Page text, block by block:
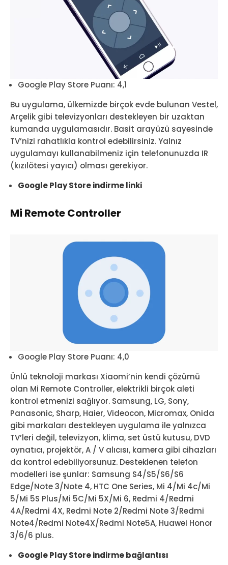
Google Play Store Puanı: 4,1
Bu uygulama, ülkemizde birçok evde bulunan Vestel,
Arçelik gibi televizyonları destekleyen bir uzaktan
kumanda uygulamasıdır. Basit arayüzü sayesinde
TV’nizi rahatlıkla kontrol edebilirsiniz. Yalnız
uygulamayı kullanabilmeniz için telefonunuzda IR
(kızılötesi yayıcı) olması gerekiyor.
Google Play Store indirme linki
Mi Remote Controller
Google Play Store Puanı: 4,0
Ünlü teknoloji markası Xiaomi’nin kendi çözümü
olan Mi Remote Controller, elektrikli birçok aleti
kontrol etmenizi sağlıyor. Samsung, LG, Sony,
Panasonic, Sharp, Haier, Videocon, Micromax, Onida
gibi markaları destekleyen uygulama ile yalnızca
TV’leri değil, televizyon, klima, set üstü kutusu, DVD
oynatıcı, projektör, A / V alıcısı, kamera gibi cihazları
da kontrol edebiliyorsunuz. Desteklenen telefon
modelleri ise şunlar: Samsung S4/S5/S6/S6
Edge/Note 3/Note 4, HTC One Series, Mi 4/Mi 4c/Mi
5/Mi 5S Plus/Mi 5C/Mi 5X/Mi 6, Redmi 4/Redmi
4A/Redmi 4X, Redmi Note 2/Redmi Note 3/Redmi
Note4/Redmi Note4X/Redmi Note5A, Huawei Honor
3/6/6 plus.
Google Play Store indirme bağlantısı